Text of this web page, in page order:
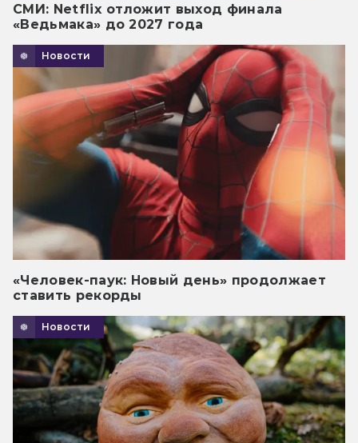
СМИ: Netflix отложит выход финала
«Ведьмака» до 2027 года
Новости
«Человек-паук: Новый день» продолжает
ставить рекорды
Новости